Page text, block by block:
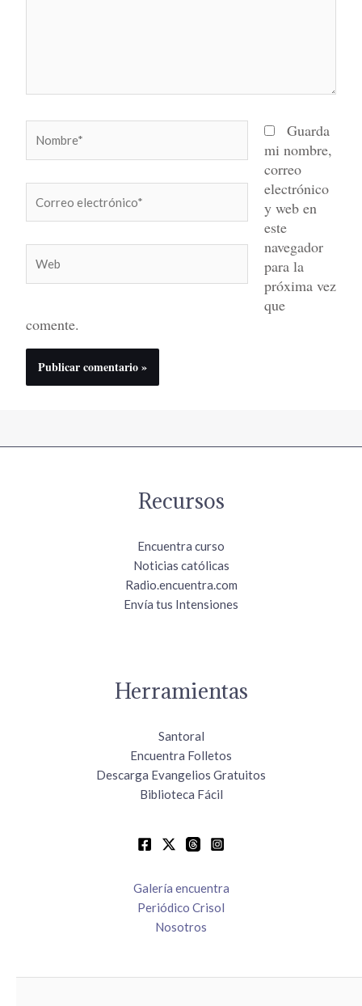
electrónico*
Guarda
mi nombre,
correo
electrónico
y web en
este
navegador
para la
próxima vez
que
comente.
Recursos
Encuentra curso
Noticias católicas
Radio.encuentra.com
Envía tus Intensiones
Herramientas
Santoral
Encuentra Folletos
Descarga Evangelios Gratuitos
Biblioteca Fácil
Galería encuentra
Periódico Crisol
Nosotros